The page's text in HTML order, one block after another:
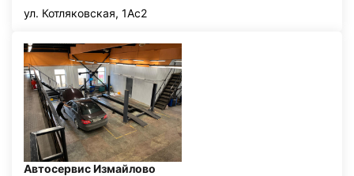
ул. Котляковская, 1Ас2
Автосервис Измайлово